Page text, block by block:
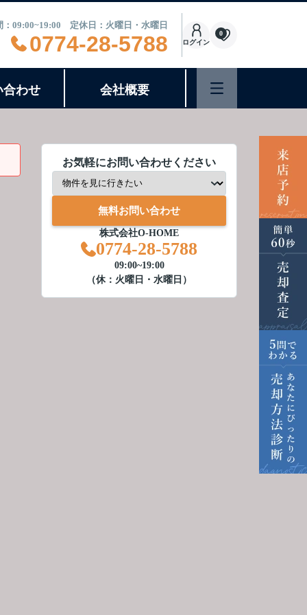
：09:00~19:00 定休日：火曜日・水曜日
0774-28-5788 ログイン
0
合わせ 会社概要
お気軽にお問い合わせください
無料お問い合わせ
株式会社O-HOME
0774-28-5788
09:00~19:00
（休：火曜日・水曜日）